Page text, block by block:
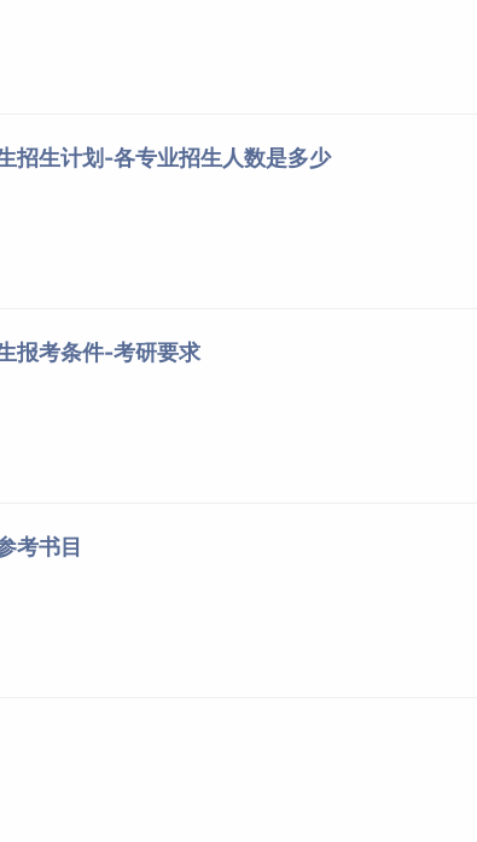
招生计划-各专业招生人数是多少
报考条件-考研要求
考书目